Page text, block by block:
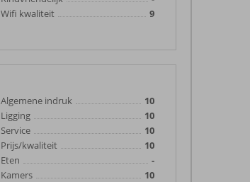
Wifi kwaliteit
9
Algemene indruk
10
Ligging
10
Service
10
Prijs/kwaliteit
10
Eten
-
Kamers
10